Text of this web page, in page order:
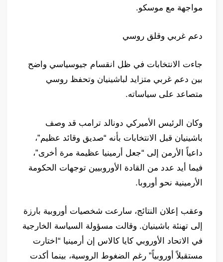
مواجهة مع موسكو.
دعم غربي وقلق روسي
جاءت الانتخابات في ظل انقسام جيوسياسي واضح
بين دعم غربي متزايد لباشينيان وتحفظ روسي
متصاعد على سياساته.
وكان الرئيس الأميركي دونالد ترامب قد وصف
باشينيان قبل الانتخابات بأنه “صديق وقائد عظيم”،
داعياً الأرمن إلى “جعل أرمينيا عظيمة مرة أخرى”،
فيما أيد عدد من القادة الأوروبيين توجهات الحكومة
الأرمينية نحو أوروبا.
وعقب إعلان النتائج، سارعت شخصيات أوروبية بارزة
إلى تهنئة باشينيان. وقالت مسؤولة السياسة الخارجية
في الاتحاد الأوروبي كايا كالاس إن أرمينيا “اختارت
مستقبلاً أوروبياً” رغم الضغوط الروسية، بينما أكدت